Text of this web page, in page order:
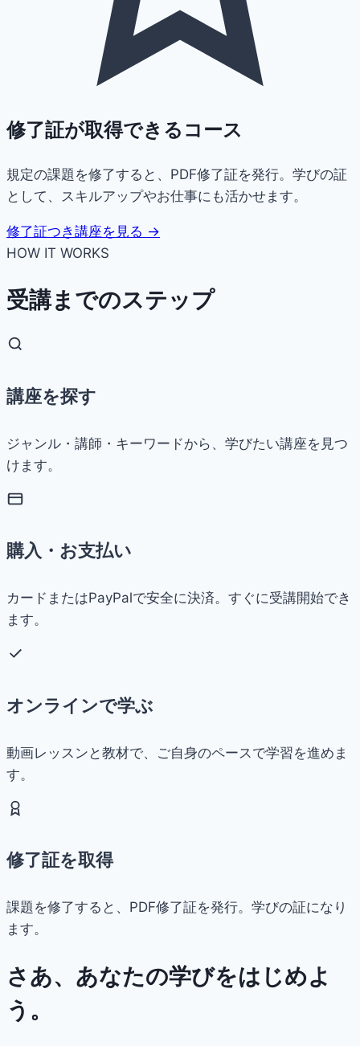
修了証が取得できるコース
規定の課題を修了すると、PDF修了証を発行。学びの証
として、スキルアップやお仕事にも活かせます。
修了証つき講座を見る →
HOW IT WORKS
受講までのステップ
講座を探す
ジャンル・講師・キーワードから、学びたい講座を見つ
けます。
購入・お支払い
カードまたはPayPalで安全に決済。すぐに受講開始でき
ます。
オンラインで学ぶ
動画レッスンと教材で、ご自身のペースで学習を進めま
す。
修了証を取得
課題を修了すると、PDF修了証を発行。学びの証になり
ます。
さあ、あなたの学びをはじめよ
う。